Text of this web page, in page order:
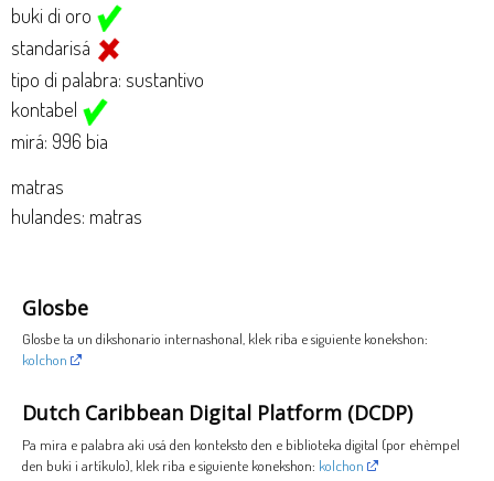
buki di oro
standarisá
tipo di palabra: sustantivo
kontabel
mirá: 996 bia
matras
hulandes: matras
Glosbe
Glosbe ta un dikshonario internashonal, klek riba e siguiente konekshon:
kolchon
Dutch Caribbean Digital Platform (DCDP)
Pa mira e palabra aki usá den konteksto den e biblioteka digital (por ehèmpel
den buki i artíkulo), klek riba e siguiente konekshon: kolchon